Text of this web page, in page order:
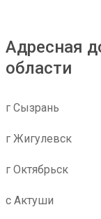
Адресная
области
г Сызрань
г Жигулевск
г Октябрьск
с Актуши